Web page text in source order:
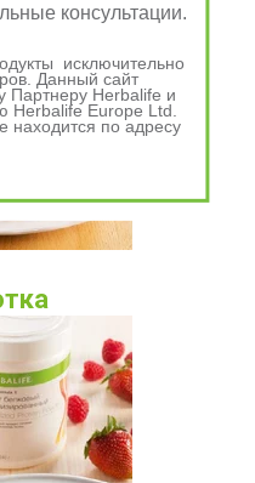
консультации.
исключительно
Данный сайт
Партнеру Herbalife и
Herbalife Europe Ltd.
находится по адресу